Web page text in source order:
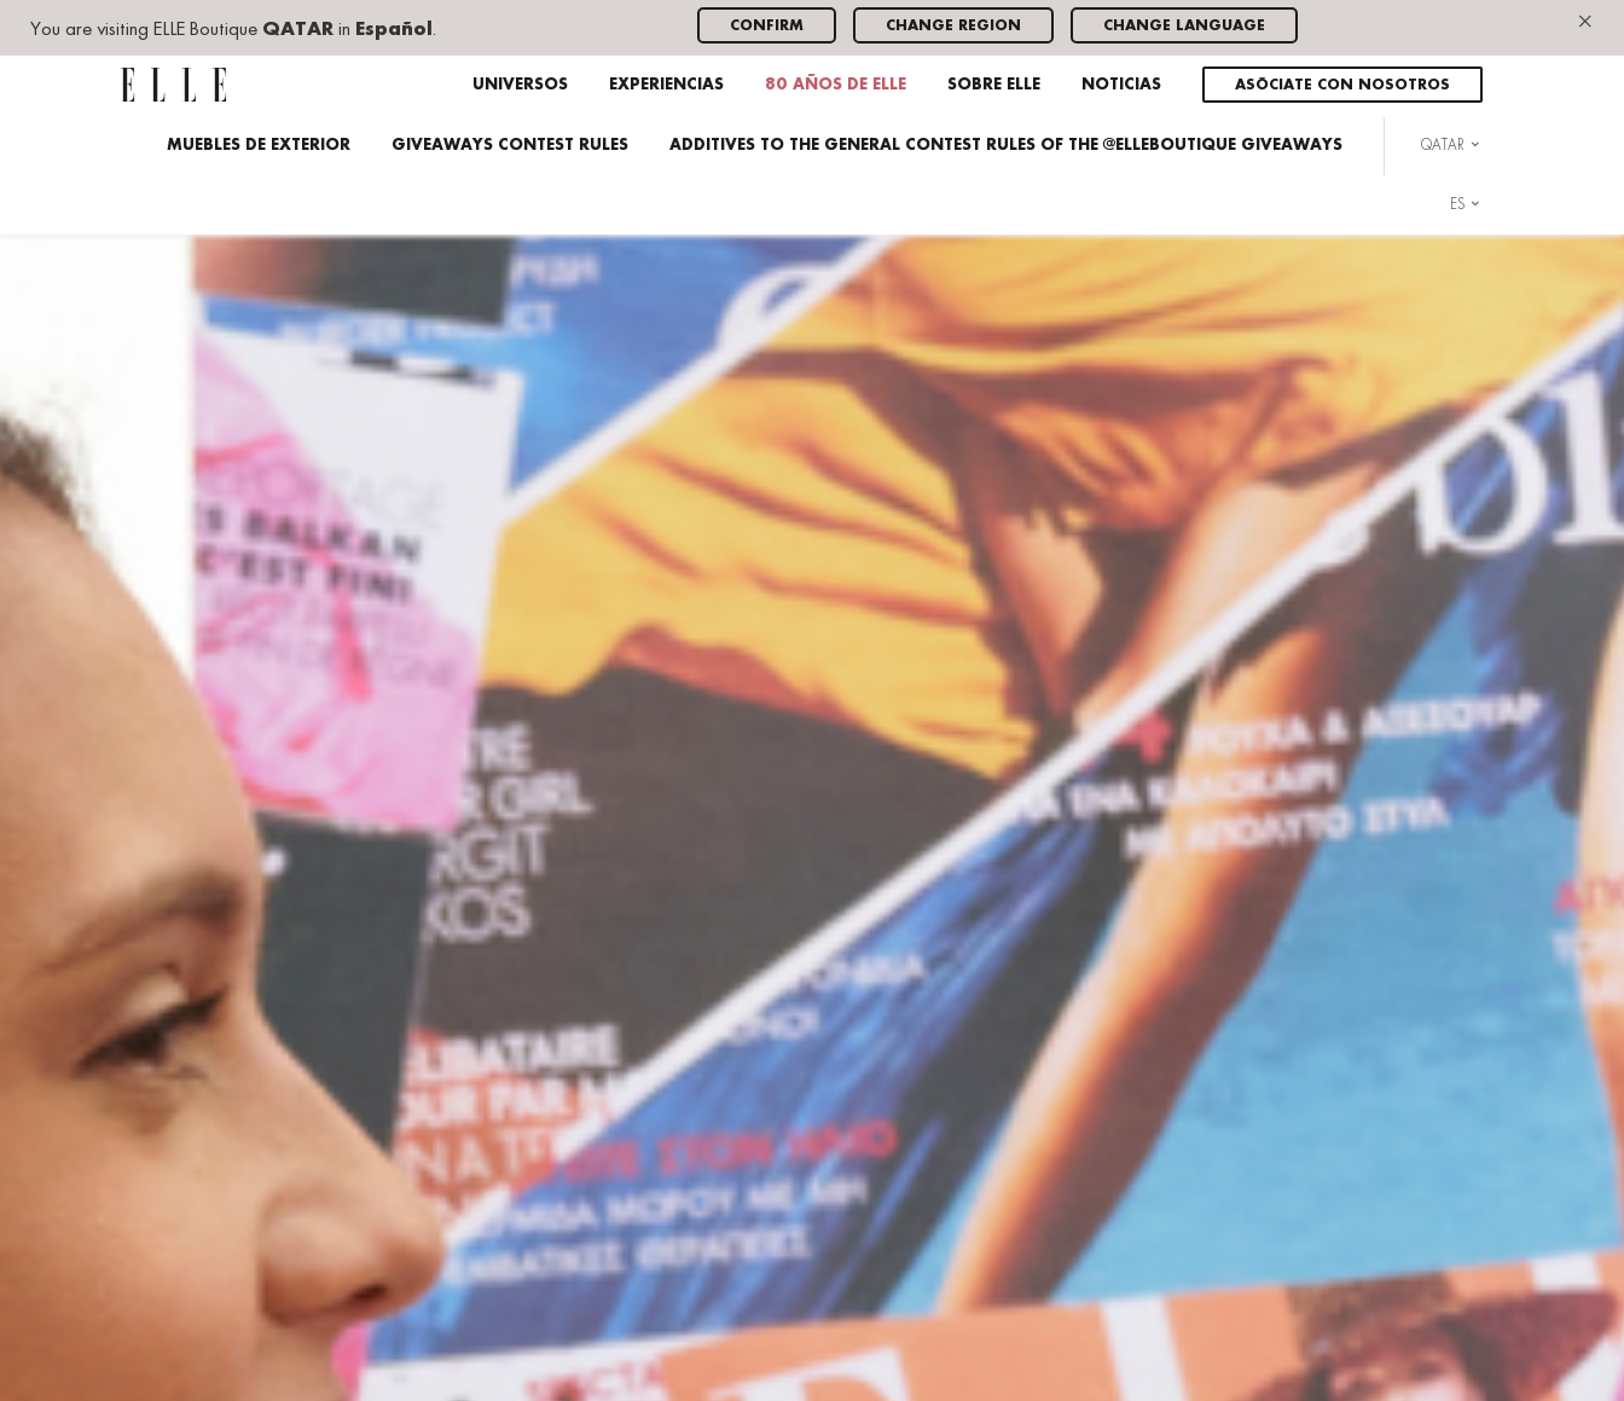
You are visiting ELLE Boutique QATAR in Español . CONFIRM CHANGE REGION CHANGE LANGUAGE ×
UNIVERSOS EXPERIENCIAS 80 AÑOS DE ELLE SOBRE ELLE NOTICIAS ASÓCIATE CON NOSOTROS
MUEBLES DE EXTERIOR GIVEAWAYS CONTEST RULES ADDITIVES TO THE GENERAL CONTEST RULES OF THE @ELLEBOUTIQUE GIVEAWAYS QATAR
ES